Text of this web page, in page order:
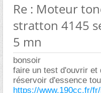
Re : Moteur
stratton 4145
5 mn
bonsoir
faire un test d'ouvrir et
réservoir d'essence
https://www.190cc.fr/